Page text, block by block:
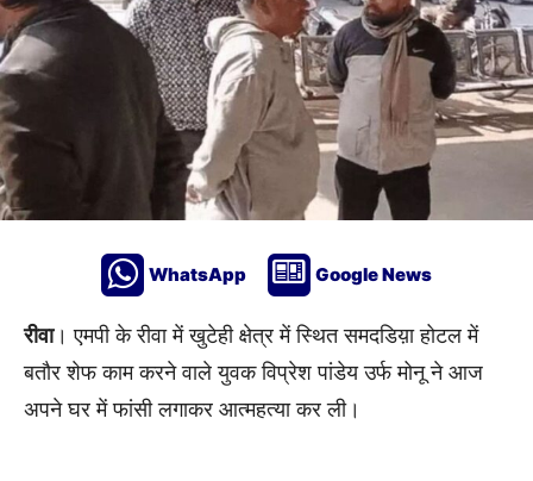
WhatsApp Google News
रीवा। एमपी के रीवा में खुटेही क्षेत्र में स्थित समदडिय़ा होटल में
बतौर शेफ काम करने वाले युवक विप्रेश पांडेय उर्फ मोनू ने आज
अपने घर में फांसी लगाकर आत्महत्या कर ली।